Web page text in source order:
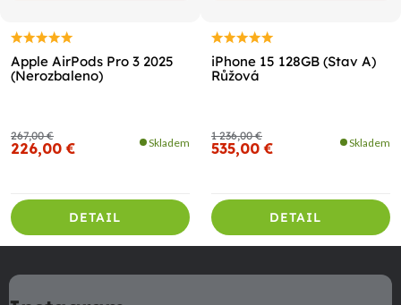
Apple AirPods Pro 3 2025
(Nerozbaleno)
267,00 €
226,00 € Skladem
DETAIL
iPhone 15 128GB (Stav A)
Růžová
1 236,00 €
535,00 € Skladem
DETAIL
á